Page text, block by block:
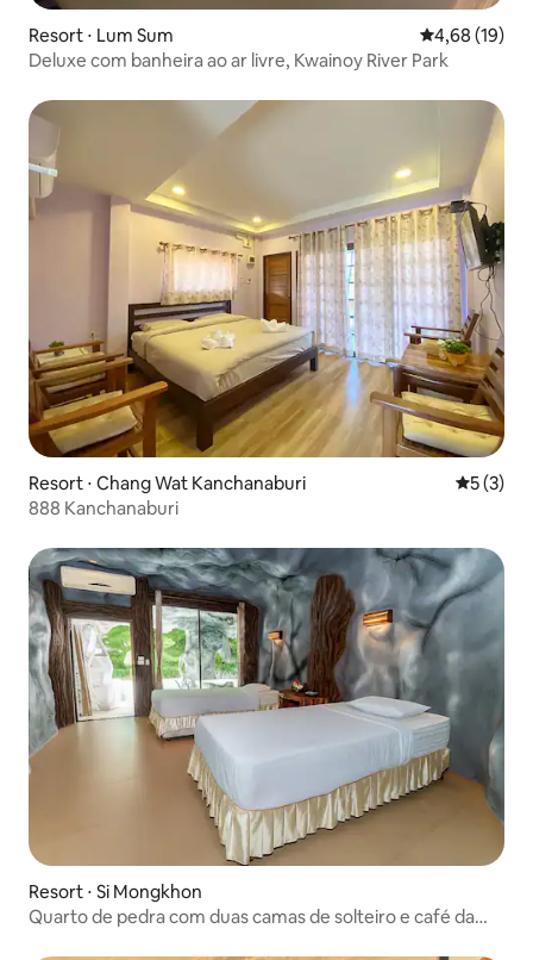
Resort ⋅ Lum Sum 4,68 de uma
4,68 (19)
Deluxe com banheira ao ar livre, Kwainoy River Park
Resort ⋅ Chang Wat Kanchanaburi 5 de
5 (3)
888 Kanchanaburi
Resort ⋅ Si Mongkhon
Quarto de pedra com duas camas de solteiro e café da